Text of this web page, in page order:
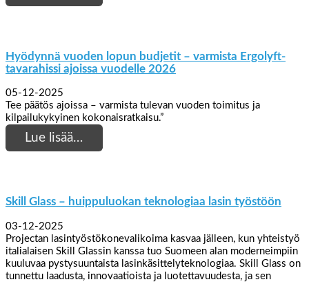
Hyödynnä vuoden lopun budjetit – varmista Ergolyft-
tavarahissi ajoissa vuodelle 2026
05-12-2025
Tee päätös ajoissa – varmista tulevan vuoden toimitus ja
kilpailukykyinen kokonaisratkaisu.”
Lue lisää…
Skill Glass – huippuluokan teknologiaa lasin työstöön
03-12-2025
Projectan lasintyöstökonevalikoima kasvaa jälleen, kun yhteistyö
italialaisen Skill Glassin kanssa tuo Suomeen alan moderneimpiin
kuuluvaa pystysuuntaista lasinkäsittelyteknologiaa. Skill Glass on
tunnettu laadusta, innovaatioista ja luotettavuudesta, ja sen